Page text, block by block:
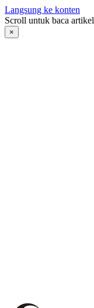
Langsung ke konten
Scroll untuk baca artikel
×